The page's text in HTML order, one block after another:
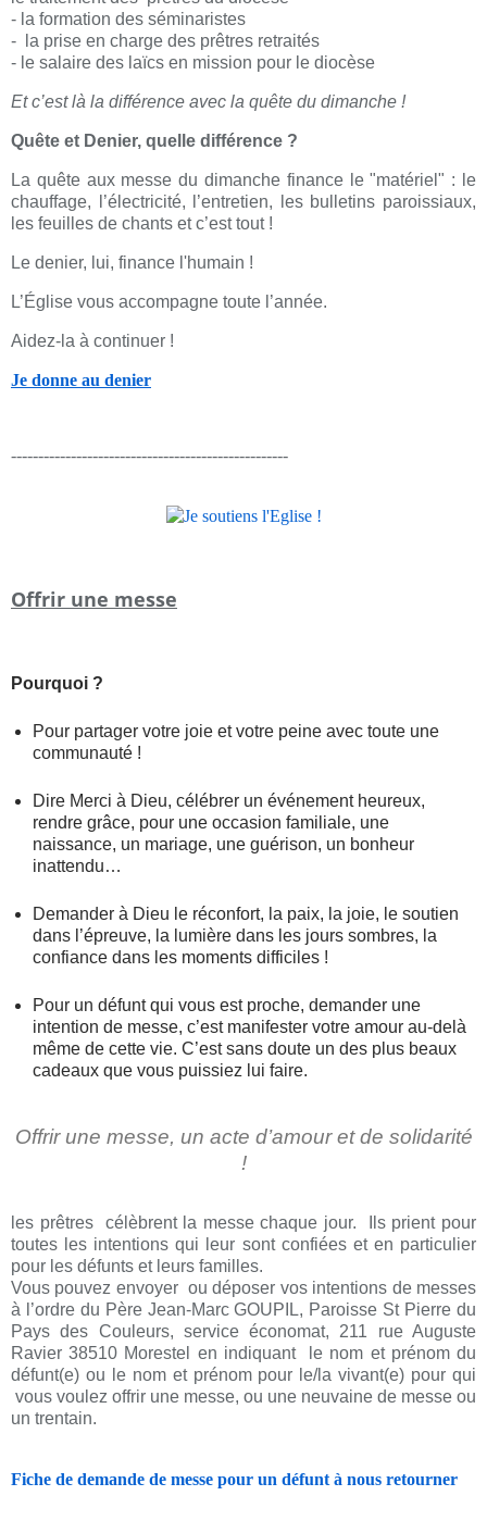
- la formation des séminaristes
- la prise en charge des prêtres retraités
- le salaire des laïcs en mission pour le diocèse
Et c’est là la différence avec la quête du dimanche !
Quête et Denier, quelle différence ?
La quête aux messe du dimanche finance le "matériel" : le
chauffage, l’électricité, l’entretien, les bulletins paroissiaux,
les feuilles de chants et c’est tout !
Le denier, lui, finance l'humain !
L’Église vous accompagne toute l’année.
Aidez-la à continuer !
Je donne au denier
---------------------------------------------------
Offrir une messe
Pourquoi ?
Pour partager votre joie et votre peine avec toute une
communauté !
Dire Merci à Dieu, célébrer un événement heureux,
rendre grâce, pour une occasion familiale, une
naissance, un mariage, une guérison, un bonheur
inattendu…
Demander à Dieu le réconfort, la paix, la joie, le soutien
dans l’épreuve, la lumière dans les jours sombres, la
confiance dans les moments difficiles !
Pour un défunt qui vous est proche, demander une
intention de messe, c’est manifester votre amour au-delà
même de cette vie. C’est sans doute un des plus beaux
cadeaux que vous puissiez lui faire.
Offrir une messe, un acte d’amour et de solidarité
!
les prêtres célèbrent la messe chaque jour. Ils prient pour
toutes les intentions qui leur sont confiées et en particulier
pour les défunts et leurs familles.
Vous pouvez envoyer ou déposer vos intentions de messes
à l’ordre du Père Jean-Marc GOUPIL, Paroisse St Pierre du
Pays des Couleurs, service économat, 211 rue Auguste
Ravier 38510 Morestel en indiquant le nom et prénom du
défunt(e) ou le nom et prénom pour le/la vivant(e) pour qui
vous voulez offrir une messe, ou une neuvaine de messe ou
un trentain.
Fiche de demande de messe pour un défunt à nous retourner